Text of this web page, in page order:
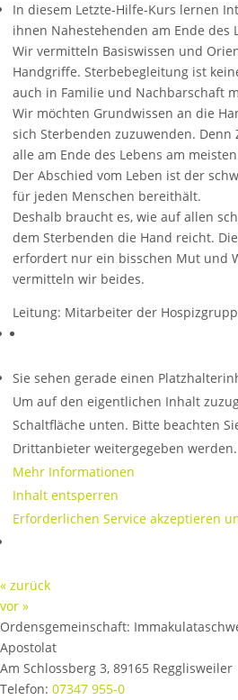
In diesem Letzte-Hilfe-Kurs lernen
ihnen Nahestehenden am Ende des
Wir vermitteln Basiswissen und
Handgriffe. Sterbebegleitung ist
auch in Familie und Nachbarschaft
Wir möchten Grundwissen an die
sich Sterbenden zuzuwenden.
alle am Ende des Lebens am
Der Abschied vom Leben ist der
für jeden Menschen bereithält.
Deshalb braucht es, wie auf allen
dem Sterbenden die Hand reicht.
erfordert nur ein bisschen Mut und
vermitteln wir beides.
Leitung: Mitarbeiter der
Sie sehen gerade einen
Um auf den eigentlichen Inhalt
Schaltfläche unten. Bitte beachten
Drittanbieter weitergegeben werden.
Mehr Informationen
Inhalt entsperren
Erforderlichen Service akzeptieren
« zurück
vor »
Ordensgemeinschaft:
Apostolat
Am Schlossberg 3, 89165 Regglisweiler
Telefon: 07347 955-0